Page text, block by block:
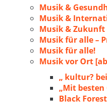
Musik &
Musik &
Musik & Zukunft
Musik für alle –
Musik für alle!
Musik vor Ort
„ kultur?
„Mit besten
Black